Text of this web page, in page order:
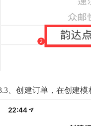
、创建订单，在创建